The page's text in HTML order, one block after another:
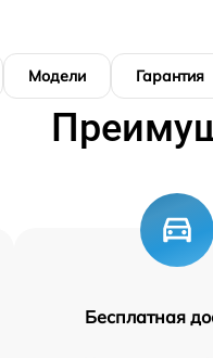
Модели Гарантия
Бесплатная